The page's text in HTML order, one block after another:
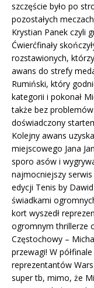
szczęście było po
pozostałych
Krystian Panek czyli
Ćwierćfinały
rozstawionych,
awans do strefy
Rumiński, który
kategorii i pokonał
także bez
doświadczony
Kolejny awans
miejscowego Jana
sporo asów i
najmocniejszy
edycji Tenis by
świadkami
kort wyszedł
ogromnym thrillerze
Częstochowy –
przewagi! W
reprezentantów
super tb, mimo, że